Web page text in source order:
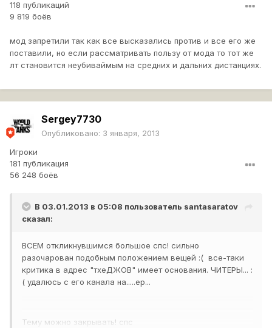
118 публикаций
9 819 боёв
мод запретили так как все высказались против и все его же
поставили, но если рассматривать пользу от мода то тот же
лт становится неубиваймым на средних и дальних дистанциях.
Sergey7730
Опубликовано: 3 января, 2013
Игроки
181 публикация
56 248 боёв
В 03.01.2013 в 05:08 пользователь santasaratov
сказал:
ВСЕМ откликнувшимся большое спс! сильно
разочарован подобным положением вещей :( все-таки
критика в адрес "тхеДЖОВ" имеет основания. ЧИТЕРЫ... :
( удалюсь с его канала на.....ер...
Тему можно закрывать! спс